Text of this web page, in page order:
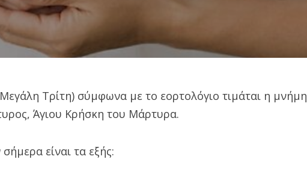
Τρίτη) σύμφωνα με το εορτολόγιο τιμάται η μνήμη
Άγιου Κρήσκη του Μάρτυρα.
είναι τα εξής: